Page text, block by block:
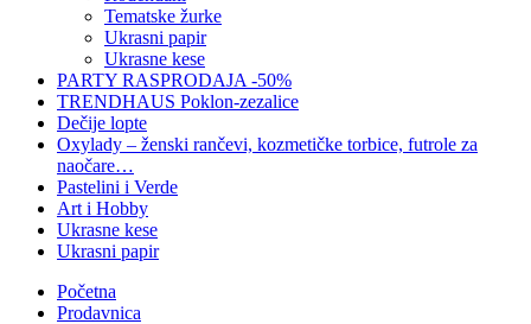
Tematske žurke
Ukrasni papir
Ukrasne kese
PARTY RASPRODAJA -50%
TRENDHAUS Poklon-zezalice
Dečije lopte
Oxylady – ženski rančevi, kozmetičke torbice, futrole za
naočare…
Pastelini i Verde
Art i Hobby
Ukrasne kese
Ukrasni papir
Početna
Prodavnica